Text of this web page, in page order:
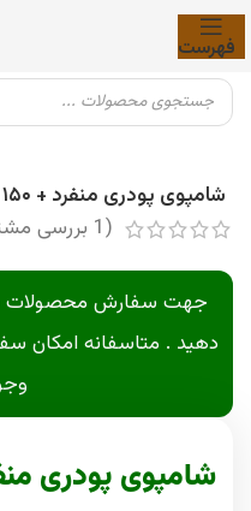
فهرست
شامپوی پودری منفرد + ۱۵۰ گرمی همراه با لوسیون
(
1 بررسی
جهت سفارش محصولات
دهید . متاسفانه امکان